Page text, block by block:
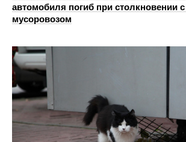
автомобиля погиб при столкновении
мусоровозом